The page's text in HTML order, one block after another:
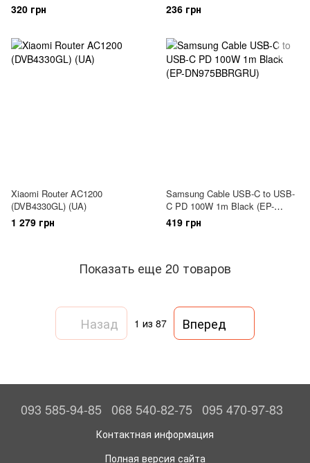
320 грн 236 грн
Xiaomi Router AC1200
(DVB4330GL) (UA)
1 279 грн
Samsung Cable USB-C to USB-
C PD 100W 1m Black (EP-
DN975BBRGRU)
419 грн
Показать еще 20 товаров
Назад 1 из 87 Вперед
093 585-94-85 068 540-82-75 095 470-97-83
Контактная информация
Полная версия сайта